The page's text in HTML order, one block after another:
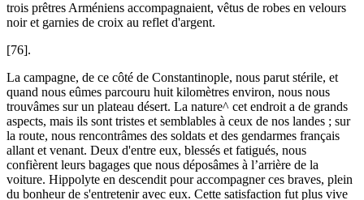
trois prêtres Arméniens accompagnaient, vêtus de robes en velours
noir et garnies de croix au reflet d'argent.
[76].
La campagne, de ce côté de Constantinople, nous parut stérile, et
quand nous eûmes parcouru huit kilomètres environ, nous nous
trouvâmes sur un plateau désert. La nature^ cet endroit a de grands
aspects, mais ils sont tristes et semblables à ceux de nos landes ; sur
la route, nous rencontrâmes des soldats et des gendarmes français
allant et venant. Deux d'entre eux, blessés et fatigués, nous
confièrent leurs bagages que nous déposâmes à l’arrière de la
voiture. Hippolyte en descendit pour accompagner ces braves, plein
du bonheur de s'entretenir avec eux. Cette satisfaction fut plus vive